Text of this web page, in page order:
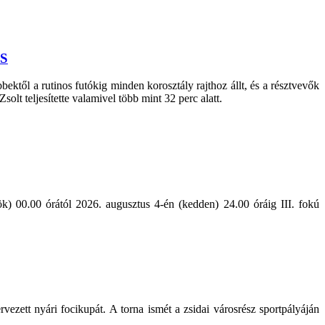
a rutinos futókig minden korosztály rajthoz állt, és a résztvevők
teljesítette valamivel több mint 32 perc alatt.
00.00 órától 2026. augusztus 4-én (kedden) 24.00 óráig III. fokú
nyári focikupát. A torna ismét a zsidai városrész sportpályáján